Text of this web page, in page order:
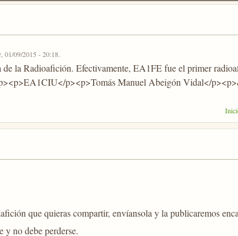
01/09/2015 - 20:18.
la Radioafición. Efectivamente, EA1FE fue el primer
p><p>Tomás Manuel Abeigón Vidal</
que quieras compartir, envíansola y la publicaremos
y no debe perderse.